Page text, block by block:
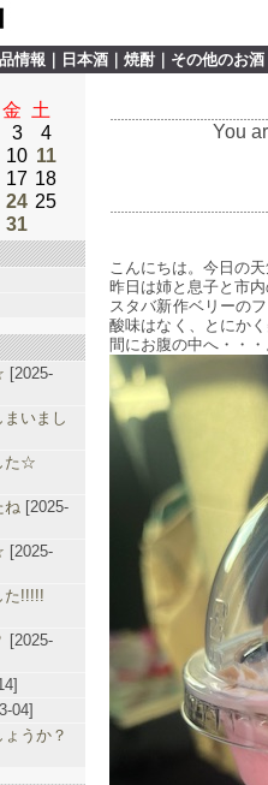
情報 日本酒 焼酎｜ その他のお酒
You
こんにちは。今日の
昨日は姉と息子と市
スタバ新作ベリーの
酸味はなく、とにか
間にお腹の中へ・・
金 土
3
4
10 11
17 18
24 25
31
[2025-
いまし
た☆
ね [2025-
[2025-
た!!!!!
[2025-
04]
うか？